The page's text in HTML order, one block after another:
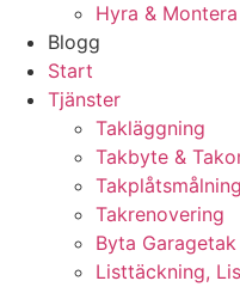
Hyra &
Blogg
Start
Tjänster
Takläggning
Takbyte &
Takplåtsmålning
Takrenovering
Byta Garagetak
Listtäckning,